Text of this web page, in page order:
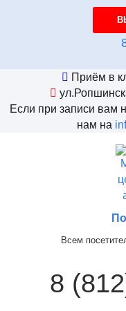
Приём в
Если при записи вам
нам на
Всем
8